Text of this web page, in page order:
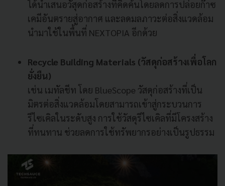
ได้นำเสนอวัสุดก่อสร้างที่คิดค้นโดยลดการปล่อยก๊าซ
เคมีอันตรายสู่อากาศ และลดมลภาวะต่อสิ่งแวดล้อม
นำมาใช้ในพื้นที่ NEXTOPIA อีกด้วย
Recycle Building Materials (วัสดุก่อสร้างเพื่อโลก
ยั่งยืน)
เช่น เมทัลชีท โดย BlueScope วัสดุก่อสร้างที่เป็น
มิตรต่อสิ่งแวดล้อมโดยสามารถเข้าสู่กระบวนการ
รีไซเคิลในระดับสูง การใช้วัสดุรีไซเคิลที่มีโครงสร้าง
ที่ทนทาน ช่วยลดการใช้ทรัพยากรอย่างเป็นรูปธรรม